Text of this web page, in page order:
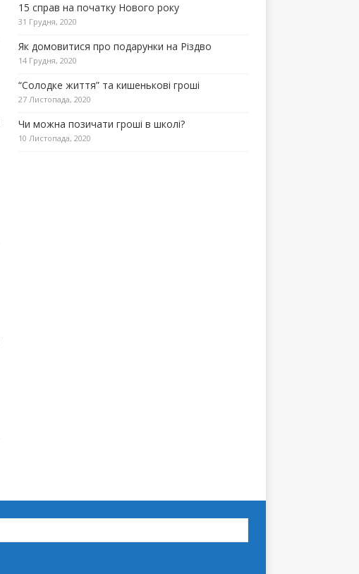
15 справ на початку Нового року
31 Грудня, 2020
Як домовитися про подарунки на Різдво
14 Грудня, 2020
“Солодке життя” та кишенькові гроші
27 Листопада, 2020
Чи можна позичати гроші в школі?
10 Листопада, 2020